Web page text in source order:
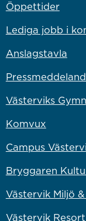
Öppettider
Lediga jobb i
Anslagstavla
Västerviks
Komvux
Campus
Bryggaren
Västervik Miljö
Västervik